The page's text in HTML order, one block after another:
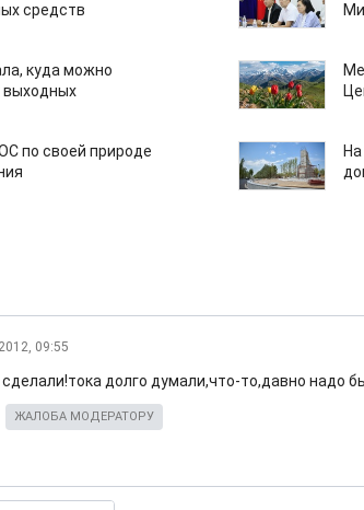
средств
куда можно
выходных
по своей природе
09:55
сделали!тока долго думали,что-то,давно надо
ЖАЛОБА МОДЕРАТОРУ